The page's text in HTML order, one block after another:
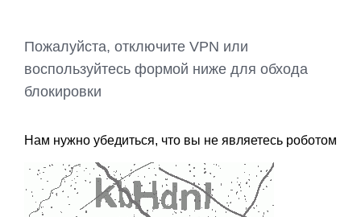
Пожалуйста, отключите VPN или
воспользуйтесь формой ниже для обхода
блокировки
Нам нужно убедиться, что вы не являетесь роботом